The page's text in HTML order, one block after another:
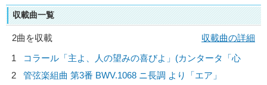
収載曲一覧
2曲を収載
収載曲の詳細
1
コラール「主よ、人の望みの喜びよ」(カンタータ「心
2
管弦楽組曲 第3番 BWV.1068 ニ長調 より「エア」